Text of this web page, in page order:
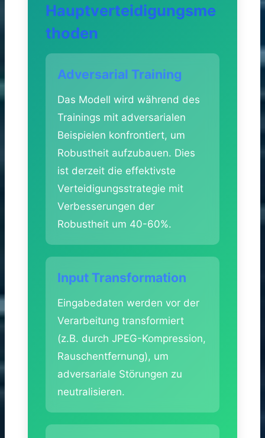
Hauptverteidigungsme
thoden
Adversarial Training
Das Modell wird während des
Trainings mit adversarialen
Beispielen konfrontiert, um
Robustheit aufzubauen. Dies
ist derzeit die effektivste
Verteidigungsstrategie mit
Verbesserungen der
Robustheit um 40-60%.
Input Transformation
Eingabedaten werden vor der
Verarbeitung transformiert
(z.B. durch JPEG-Kompression,
Rauschentfernung), um
adversariale Störungen zu
neutralisieren.